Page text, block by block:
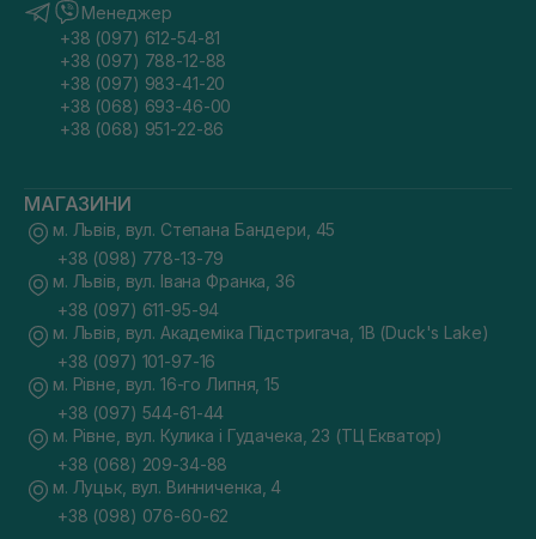
Менеджер
+38 (097) 612-54-81
+38 (097) 788-12-88
+38 (097) 983-41-20
+38 (068) 693-46-00
+38 (068) 951-22-86
МАГАЗИНИ
м. Львів, вул. Степана Бандери, 45
+38 (098) 778-13-79
м. Львів, вул. Івана Франка, 36
+38 (097) 611-95-94
м. Львів, вул. Академіка Підстригача, 1В (Duck's Lake)
+38 (097) 101-97-16
м. Рівне, вул. 16-го Липня, 15
+38 (097) 544-61-44
м. Рівне, вул. Кулика і Гудачека, 23 (ТЦ Екватор)
+38 (068) 209-34-88
м. Луцьк, вул. Винниченка, 4
+38 (098) 076-60-62